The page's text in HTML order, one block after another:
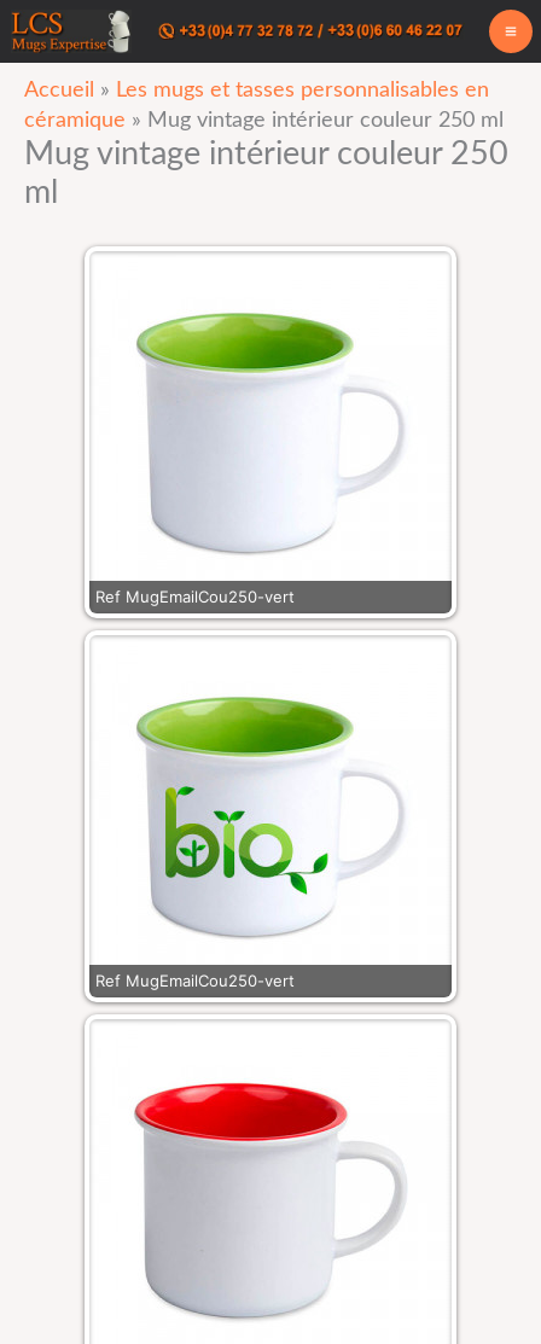
Aller
au
contenu
Accueil » Les mugs et tasses personnalisables en
céramique » Mug vintage intérieur couleur 250 ml
Mug vintage intérieur couleur 250
ml
Ref MugEmailCou250-vert
Ref MugEmailCou250-vert